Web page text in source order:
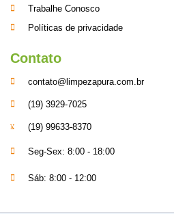
Trabalhe Conosco
Políticas de privacidade
Contato
contato@limpezapura.com.br
(19) 3929-7025
(19) 99633-8370
Seg-Sex: 8:00 - 18:00
Sáb: 8:00 - 12:00